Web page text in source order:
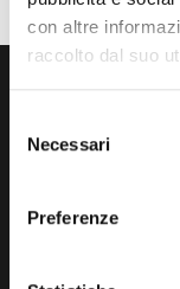
con altre
raccolto dal suo
delNecessari
Preferenze
Via Comunale